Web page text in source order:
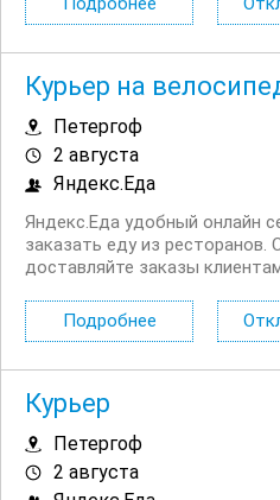
качественное мытье окон с
Курьер на
Петергоф
2 августа
Яндекс.Еда
Яндекс.Еда удобный онлайн
заказать еду из ресторанов.
доставляйте заказы
сотрудничающей с сервисом
Первая выплата поступает
Подробнее
Курьер
Петергоф
2 августа